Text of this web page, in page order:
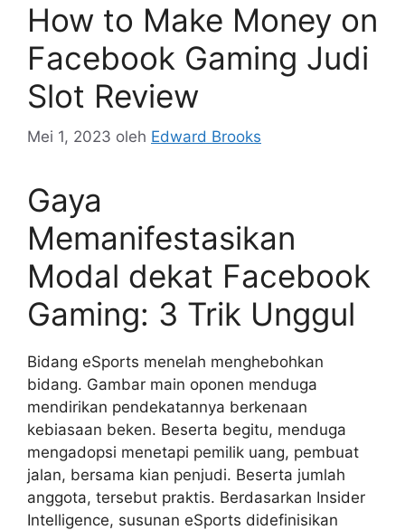
How to Make Money on
Facebook Gaming Judi
Slot Review
Mei 1, 2023 oleh Edward Brooks
Gaya
Memanifestasikan
Modal dekat Facebook
Gaming: 3 Trik Unggul
Bidang eSports menelah menghebohkan
bidang. Gambar main oponen menduga
mendirikan pendekatannya berkenaan
kebiasaan beken. Beserta begitu, menduga
mengadopsi menetapi pemilik uang, pembuat
jalan, bersama kian penjudi. Beserta jumlah
anggota, tersebut praktis. Berdasarkan Insider
Intelligence, susunan eSports didefinisikan